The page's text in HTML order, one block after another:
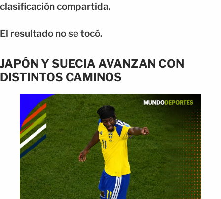
clasificación compartida.
El resultado no se tocó.
JAPÓN Y SUECIA AVANZAN CON
DISTINTOS CAMINOS